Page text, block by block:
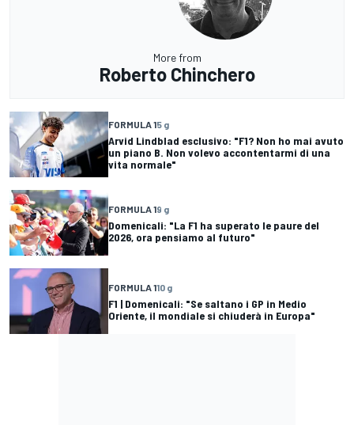
More from
Roberto Chinchero
FORMULA 15 g
Arvid Lindblad esclusivo: "F1? Non ho mai avuto
un piano B. Non volevo accontentarmi di una
vita normale"
FORMULA 19 g
Domenicali: "La F1 ha superato le paure del
2026, ora pensiamo al futuro"
FORMULA 110 g
F1 | Domenicali: "Se saltano i GP in Medio
Oriente, il mondiale si chiuderà in Europa"